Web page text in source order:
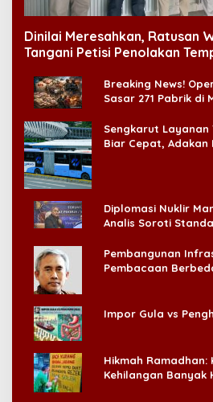
Dinilai Meresahkan, Ratusan
Tangani Petisi Penolakan
Breaking News!
Sasar 271 Pabrik di
Sengkarut Layanan
Biar Cepat, Adakan
Diplomasi Nuklir
Analis Soroti
Pembangunan
Pembacaan
Impor Gula vs
Hikmah Ramadhan:
Kehilangan Banyak